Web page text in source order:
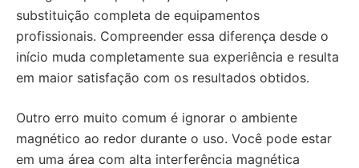
substituição completa de equipamentos
profissionais. Compreender essa diferença desde o
início muda completamente sua experiência e resulta
em maior satisfação com os resultados obtidos.
Outro erro muito comum é ignorar o ambiente
magnético ao redor durante o uso. Você pode estar
em uma área com alta interferência magnética